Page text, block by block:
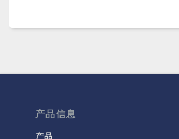
产品信息
产品